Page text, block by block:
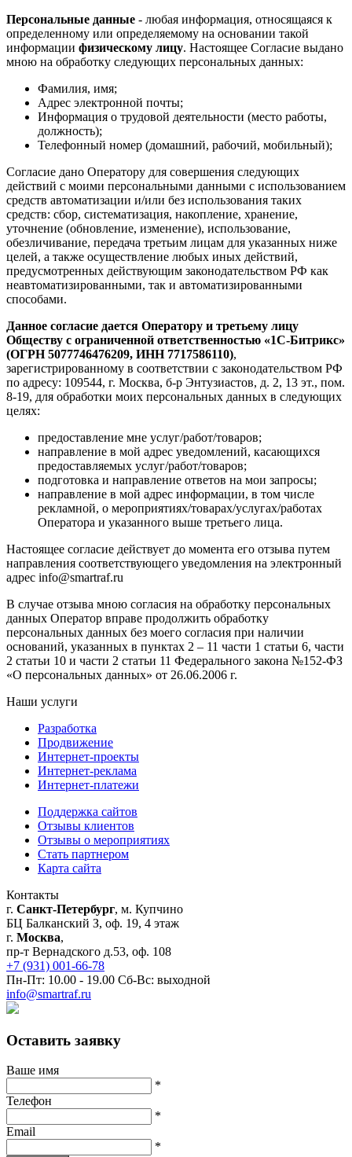
Персональные данные - любая информация, относящаяся к
определенному или определяемому на основании такой
информации физическому лицу. Настоящее Согласие выдано
мною на обработку следующих персональных данных:
Фамилия, имя;
Адрес электронной почты;
Информация о трудовой деятельности (место работы,
должность);
Телефонный номер (домашний, рабочий, мобильный);
Согласие дано Оператору для совершения следующих
действий с моими персональными данными с использованием
средств автоматизации и/или без использования таких
средств: сбор, систематизация, накопление, хранение,
уточнение (обновление, изменение), использование,
обезличивание, передача третьим лицам для указанных ниже
целей, а также осуществление любых иных действий,
предусмотренных действующим законодательством РФ как
неавтоматизированными, так и автоматизированными
способами.
Данное согласие дается Оператору и третьему лицу
Обществу с ограниченной ответственностью «1С-Битрикс»
(ОГРН 5077746476209, ИНН 7717586110),
зарегистрированному в соответствии с законодательством РФ
по адресу: 109544, г. Москва, б-р Энтузиастов, д. 2, 13 эт., пом.
8-19, для обработки моих персональных данных в следующих
целях:
предоставление мне услуг/работ/товаров;
направление в мой адрес уведомлений, касающихся
предоставляемых услуг/работ/товаров;
подготовка и направление ответов на мои запросы;
направление в мой адрес информации, в том числе
рекламной, о мероприятиях/товарах/услугах/работах
Оператора и указанного выше третьего лица.
Настоящее согласие действует до момента его отзыва путем
направления соответствующего уведомления на электронный
адрес info@smartraf.ru
В случае отзыва мною согласия на обработку персональных
данных Оператор вправе продолжить обработку
персональных данных без моего согласия при наличии
оснований, указанных в пунктах 2 – 11 части 1 статьи 6, части
2 статьи 10 и части 2 статьи 11 Федерального закона №152-ФЗ
«О персональных данных» от 26.06.2006 г.
Наши услуги
Разработка
Продвижение
Интернет-проекты
Интернет-реклама
Интернет-платежи
Поддержка сайтов
Отзывы клиентов
Отзывы о мероприятиях
Стать партнером
Карта сайта
Контакты
г. Санкт-Петербург, м. Купчино
БЦ Балканский З, оф. 19, 4 этаж
г. Москва,
пр-т Вернадского д.53, оф. 108
+7 (931) 001-66-78
Пн-Пт: 10.00 - 19.00 Сб-Вс: выходной
info@smartraf.ru
Оставить заявку
Ваше имя
*
Телефон
*
Email
*